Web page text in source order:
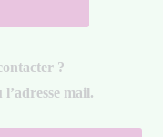
?
mail.